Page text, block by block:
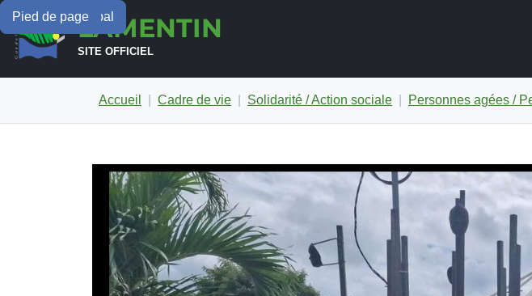
Menu principal
Contenu principal
Pied de pageLAMENTIN
SITE OFFICIEL
Accueil Cadre de vie Solidarité / Action sociale Personnes agées /